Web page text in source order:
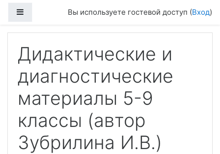
Боковая панельВы используете гостевой доступ (Вход)
Дидактические и
диагностические
материалы 5-9
классы (автор
Зубрилина И.В.)